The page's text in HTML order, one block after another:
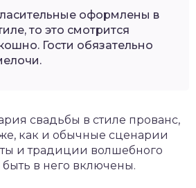
оформлены в
то это смотрится
Гости обязательно
свадьбы в стиле прованс,
как и обычные сценарии
и традиции волшебного
в него включены.